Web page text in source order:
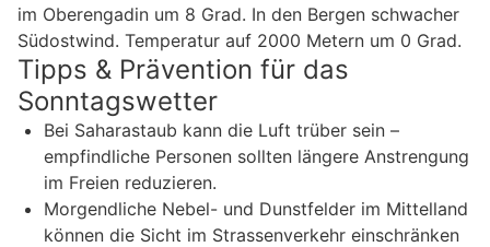
im Oberengadin um 8 Grad. In den Bergen schwacher
Südostwind. Temperatur auf 2000 Metern um 0 Grad.
Tipps & Prävention für das
Sonntagswetter
Bei Saharastaub kann die Luft trüber sein –
empfindliche Personen sollten längere Anstrengung
im Freien reduzieren.
Morgendliche Nebel- und Dunstfelder im Mittelland
können die Sicht im Strassenverkehr einschränken